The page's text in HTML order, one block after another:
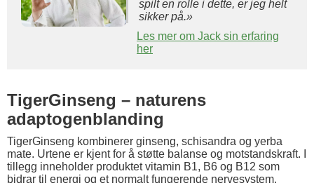
spilt en rolle i dette, er jeg helt
sikker på.»
Les mer om Jack sin erfaring
her
TigerGinseng – naturens
adaptogenblanding
TigerGinseng kombinerer ginseng, schisandra og yerba
mate. Urtene er kjent for å støtte balanse og motstandskraft. I
tillegg inneholder produktet vitamin B1, B6 og B12 som
bidrar til energi og et normalt fungerende nervesystem.